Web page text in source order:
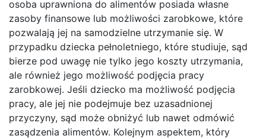
osoba uprawniona do alimentów posiada własne
zasoby finansowe lub możliwości zarobkowe, które
pozwalają jej na samodzielne utrzymanie się. W
przypadku dziecka pełnoletniego, które studiuje, sąd
bierze pod uwagę nie tylko jego koszty utrzymania,
ale również jego możliwość podjęcia pracy
zarobkowej. Jeśli dziecko ma możliwość podjęcia
pracy, ale jej nie podejmuje bez uzasadnionej
przyczyny, sąd może obniżyć lub nawet odmówić
zasądzenia alimentów. Kolejnym aspektem, który